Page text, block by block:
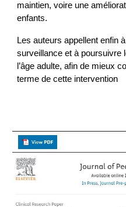
maintien, voire une
enfants.
Les auteurs appellent enfin
surveillance et à poursuivre
l’âge adulte, afin de mieux
terme de cette intervention